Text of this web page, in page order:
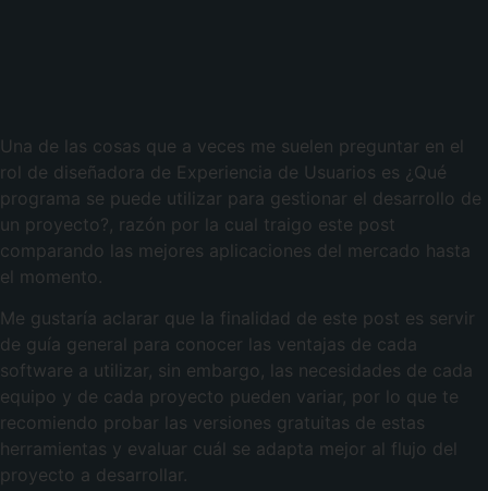
Una de las cosas que a veces me suelen preguntar en el
rol de diseñadora de Experiencia de Usuarios es ¿Qué
programa se puede utilizar para gestionar el desarrollo de
un proyecto?, razón por la cual traigo este post
comparando las mejores aplicaciones del mercado hasta
el momento.
Me gustaría aclarar que la finalidad de este post es servir
de guía general para conocer las ventajas de cada
software a utilizar, sin embargo, las necesidades de cada
equipo y de cada proyecto pueden variar, por lo que te
recomiendo probar las versiones gratuitas de estas
herramientas y evaluar cuál se adapta mejor al flujo del
proyecto a desarrollar.